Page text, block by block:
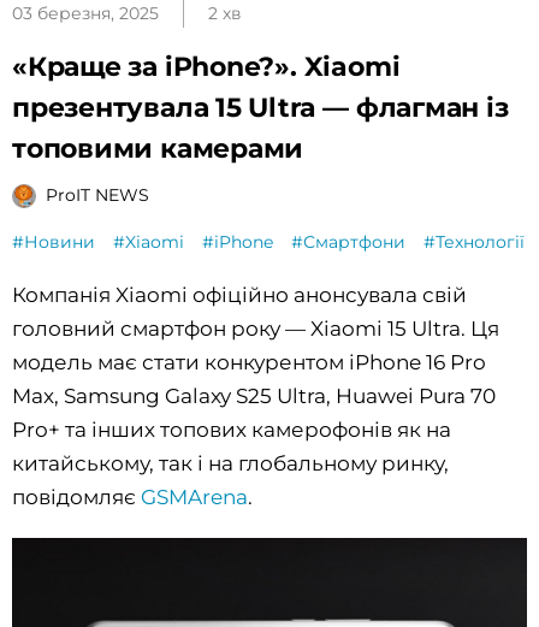
03 березня, 2025 2 хв
«Краще за iPhone?». Xiaomi
презентувала 15 Ultra — флагман із
топовими камерами
ProIT NEWS
#Новини #Xiaomi #iPhone #Смартфони #Технології
Компанія Xiaomi офіційно анонсувала свій
головний смартфон року — Xiaomi 15 Ultra. Ця
модель має стати конкурентом iPhone 16 Pro
Max, Samsung Galaxy S25 Ultra, Huawei Pura 70
Pro+ та інших топових камерофонів як на
китайському, так і на глобальному ринку,
повідомляє GSMArena.